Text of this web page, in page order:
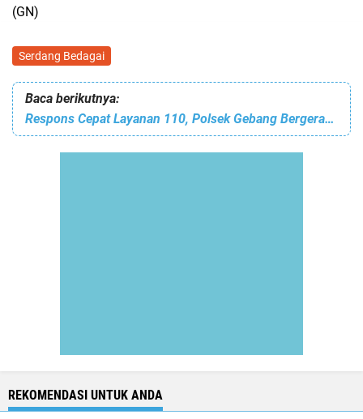
(GN)
Serdang Bedagai
Baca berikutnya:
Respons Cepat Layanan 110, Polsek Gebang Bergerak Cepat Ungkap Dugaan Peredaran Shabu di Paya Bengkuang
REKOMENDASI UNTUK ANDA